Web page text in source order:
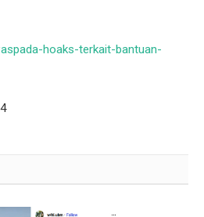
hoaks-terkait-bantuan-